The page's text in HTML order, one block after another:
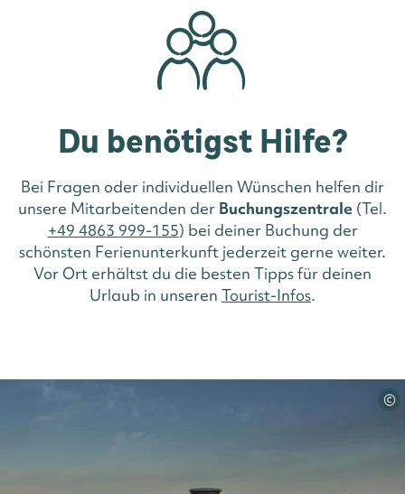
Du benötigst Hilfe?
Bei Fragen oder individuellen Wünschen helfen dir
unsere Mitarbeitenden der Buchungszentrale (Tel.
+49 4863 999-155) bei deiner Buchung der
schönsten Ferienunterkunft jederzeit gerne weiter.
Vor Ort erhältst du die besten Tipps für deinen
Urlaub in unseren Tourist-Infos.
©